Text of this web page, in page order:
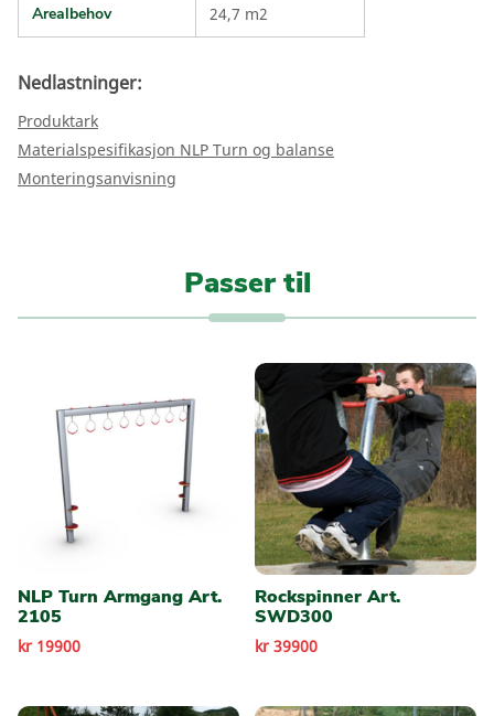
Arealbehov 24,7 m2
Nedlastninger:
Produktark
Materialspesifikasjon NLP Turn og balanse
Monteringsanvisning
Passer til
NLP Turn Armgang Art.
2105
kr 19900
Rockspinner Art.
SWD300
kr 39900